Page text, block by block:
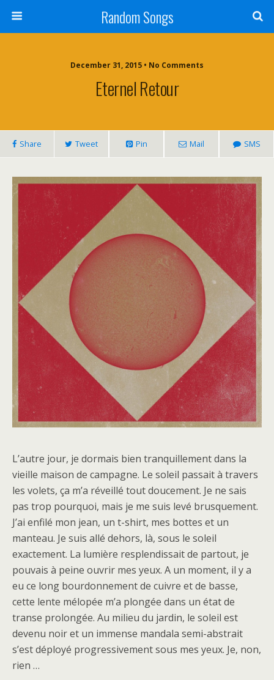
Random Songs
December 31, 2015 • No Comments
Eternel Retour
Share Tweet Pin Mail SMS
L’autre jour, je dormais bien tranquillement dans la
vieille maison de campagne. Le soleil passait à travers
les volets, ça m’a réveillé tout doucement. Je ne sais
pas trop pourquoi, mais je me suis levé brusquement.
J’ai enfilé mon jean, un t-shirt, mes bottes et un
manteau. Je suis allé dehors, là, sous le soleil
exactement. La lumière resplendissait de partout, je
pouvais à peine ouvrir mes yeux. A un moment, il y a
eu ce long bourdonnement de cuivre et de basse,
cette lente mélopée m’a plongée dans un état de
transe prolongée. Au milieu du jardin, le soleil est
devenu noir et un immense mandala semi-abstrait
s’est déployé progressivement sous mes yeux. Je, non,
rien …